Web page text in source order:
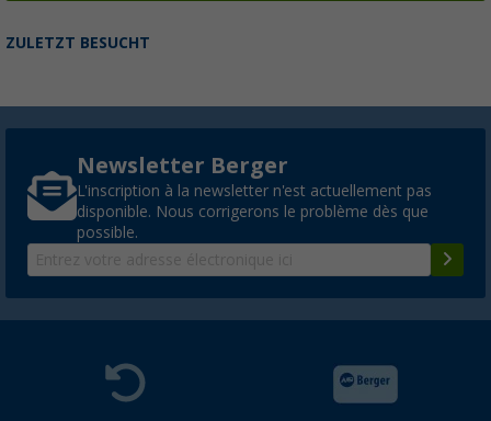
ZULETZT BESUCHT
Newsletter Berger
L'inscription à la newsletter n'est actuellement pas
disponible. Nous corrigerons le problème dès que
possible.